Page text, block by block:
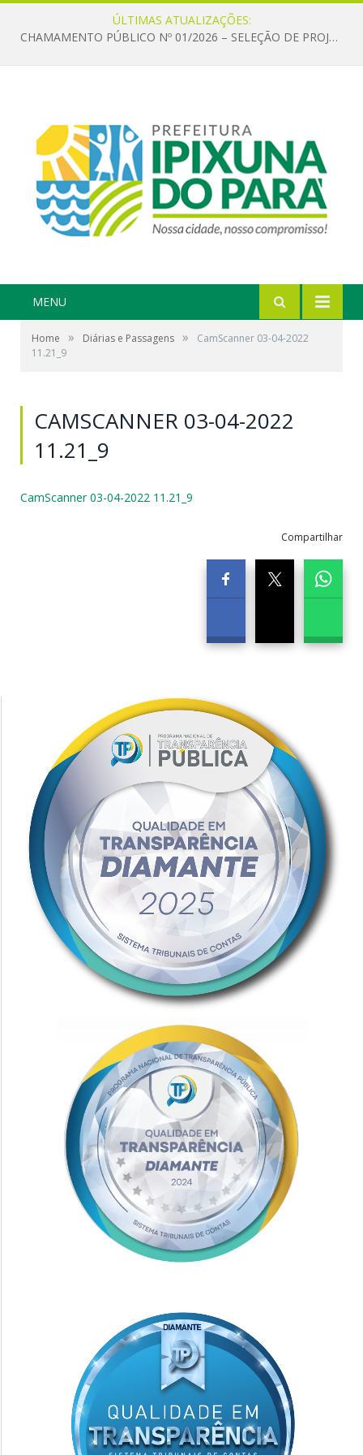
ÚLTIMAS ATUALIZAÇÕES:
CHAMAMENTO PÚBLICO Nº 01/2026 – SELEÇÃO DE PROJETOS PARA FIRMAR TERMO DE EXECUÇÃO CULTURAL COM RECURSOS DA POLÍTICA NACIONAL ALDIR BLANC DE FOMENTO À CULTURA – PNAB (LEI Nº 14.399/2022)
MENU
Home » Diárias e Passagens »
CamScanner 03-04-2022
11.21_9
CAMSCANNER 03-04-2022
11.21_9
CamScanner 03-04-2022 11.21_9
Compartilhar